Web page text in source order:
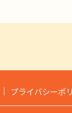
プライバシーポ